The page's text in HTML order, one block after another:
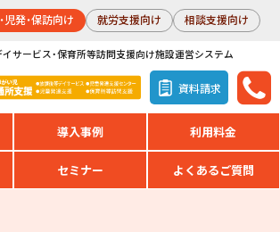
児発・保訪向け 就労支援向け 相談支援向け
サービス・保育所等訪問支援向け施設運営システム
資料請求
導入事例 利用料金
セミナー よくあるご質問